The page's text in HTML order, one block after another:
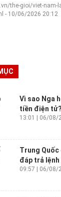
the-gioi/viet-nam-
- 10/06/2026 20:12
Vì sao Nga
tiền điện tử?
13:01 | 06/08/
Trung Quốc
đáp trả lệnh
09:57 | 06/08/